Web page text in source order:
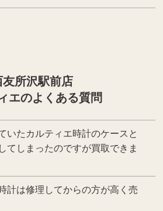
友所沢駅前店
エのよくある質問
いたカルティエ時計のケースと
てしまったのですが買取できま
計は修理してからの方が高く売